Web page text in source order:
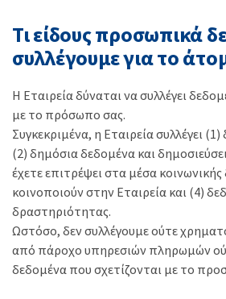
Τι είδους προσωπικά
συλλέγουμε για το
Η Εταιρεία δύναται να συλλέγει
με το πρόσωπο σας.
Συγκεκριμένα, η Εταιρεία συλλέγει
(2) δημόσια δεδομένα και
έχετε επιτρέψει στα μέσα
κοινοποιούν στην Εταιρεία και (4)
δραστηριότητας.
Ωστόσο, δεν συλλέγουμε ούτε
από πάροχο υπηρεσιών πληρωμών
δεδομένα που σχετίζονται με το